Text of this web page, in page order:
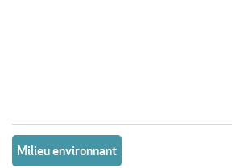
Milieu environnant